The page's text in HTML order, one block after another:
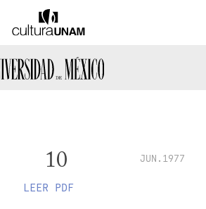
10 JUN.1977
LEER PDF